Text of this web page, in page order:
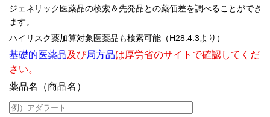
ジェネリック医薬品の検索＆先発品との薬価差を調べることができ
ます。
ハイリスク薬加算対象医薬品も検索可能（H28.4.3より）
基礎的医薬品及び局方品は厚労省のサイトで確認してくだ
さい。
薬品名（商品名）